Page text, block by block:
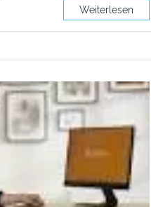
Weiterlesen